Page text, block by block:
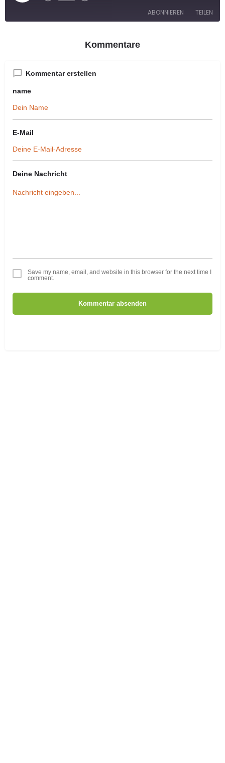
ABONNIEREN TEILEN
Kommentare
Kommentar erstellen
name
E-Mail
Deine Nachricht
Save my name, email, and website in this browser for the next time I
comment.
Kommentar absenden